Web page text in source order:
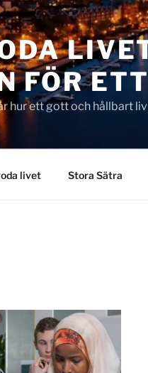
FÖR
hur ett gott och hållbart
livet Stora Sätra